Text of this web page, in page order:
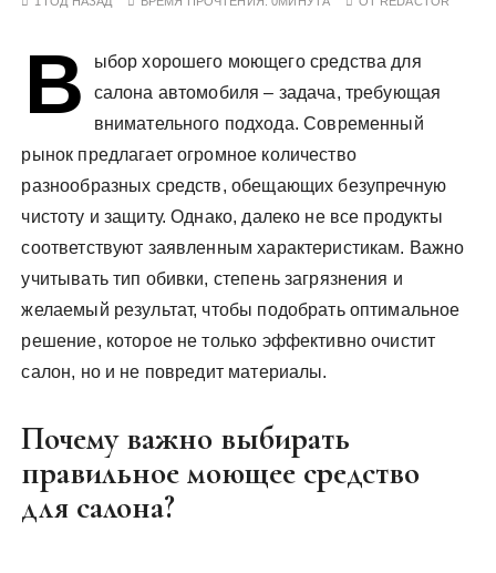
В
ыбор хорошего моющего средства для
салона автомобиля – задача, требующая
внимательного подхода. Современный
рынок предлагает огромное количество
разнообразных средств, обещающих безупречную
чистоту и защиту. Однако, далеко не все продукты
соответствуют заявленным характеристикам. Важно
учитывать тип обивки, степень загрязнения и
желаемый результат, чтобы подобрать оптимальное
решение, которое не только эффективно очистит
салон, но и не повредит материалы.
Почему важно выбирать
правильное моющее средство
для салона?